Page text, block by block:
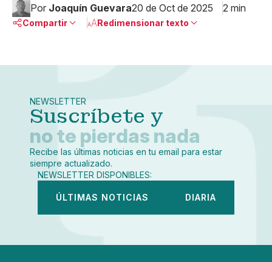
Por Joaquín Guevara20 de Oct de 2025 2 min
Compartir
Copiar enlace
Redimensionar texto
NEWSLETTER
Suscríbete y
no te pierdas nada
Recibe las últimas noticias en tu email para estar
siempre actualizado.
NEWSLETTER DISPONIBLES:
ÚLTIMAS NOTICIAS DIARIA